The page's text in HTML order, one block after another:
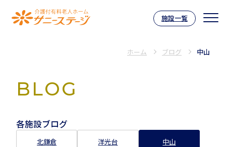
介護付有料老人ホーム サニーステー
施設一覧
ホーム ブログ 中山
BLOG
各施設ブログ
北鎌倉 洋光台 中山